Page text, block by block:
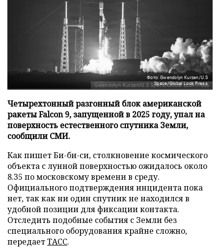
Фото: Gwendolyn Kurzen/U.S
Space/Global Look Press
Четырехтонный разгонный блок американской
ракеты Falcon 9, запущенной в 2025 году, упал на
поверхность естественного спутника Земли,
сообщили СМИ.
Как пишет Би-би-си, столкновение космического
объекта с лунной поверхностью ожидалось около
8.35 по московскому времени в среду.
Официального подтверждения инцидента пока
нет, так как ни один спутник не находился в
удобной позиции для фиксации контакта.
Отследить подобные события с Земли без
специального оборудования крайне сложно,
передаетТАСС.